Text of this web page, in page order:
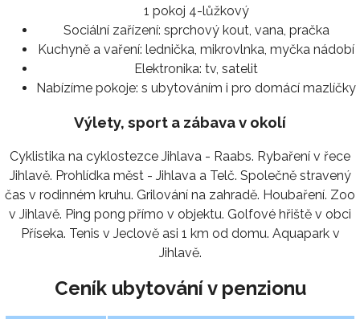
1 pokoj 4-lůžkový
Sociální zařízení: sprchový kout, vana, pračka
Kuchyně a vaření: lednička, mikrovlnka, myčka nádobí
Elektronika: tv, satelit
Nabízíme pokoje: s ubytováním i pro domácí mazlíčky
Výlety, sport a zábava v okolí
Cyklistika na cyklostezce Jihlava - Raabs. Rybaření v řece
Jihlavě. Prohlídka měst - Jihlava a Telč. Společně stravený
čas v rodinném kruhu. Grilování na zahradě. Houbaření. Zoo
v Jihlavě. Ping pong přímo v objektu. Golfové hřiště v obci
Příseka. Tenis v Jeclově asi 1 km od domu. Aquapark v
Jihlavě.
Ceník ubytování v penzionu